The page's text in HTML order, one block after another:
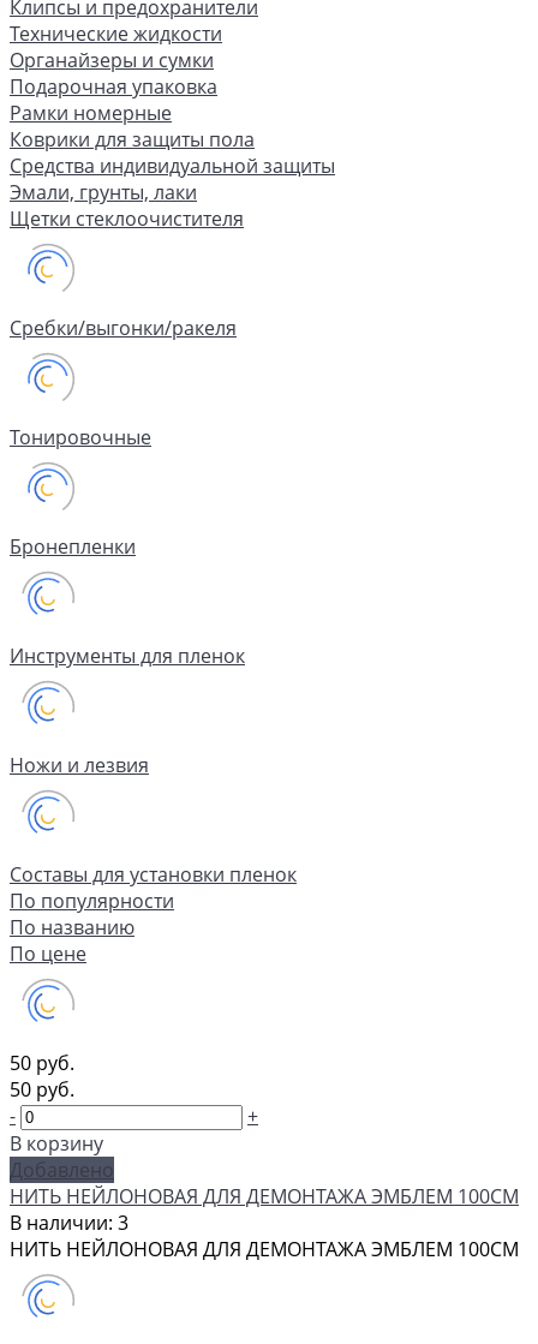
Клипсы и предохранители
Технические жидкости
Органайзеры и сумки
Подарочная упаковка
Рамки номерные
Коврики для защиты пола
Средства индивидуальной защиты
Эмали, грунты, лаки
Щетки стеклоочистителя
Сребки/выгонки/ракеля
Тонировочные
Бронепленки
Инструменты для пленок
Ножи и лезвия
Составы для установки пленок
По популярности
По названию
По цене
50 руб.
50 руб.
-
+
В корзину
Добавлено
НИТЬ НЕЙЛОНОВАЯ ДЛЯ ДЕМОНТАЖА ЭМБЛЕМ 100СМ
В наличии: 3
НИТЬ НЕЙЛОНОВАЯ ДЛЯ ДЕМОНТАЖА ЭМБЛЕМ 100СМ